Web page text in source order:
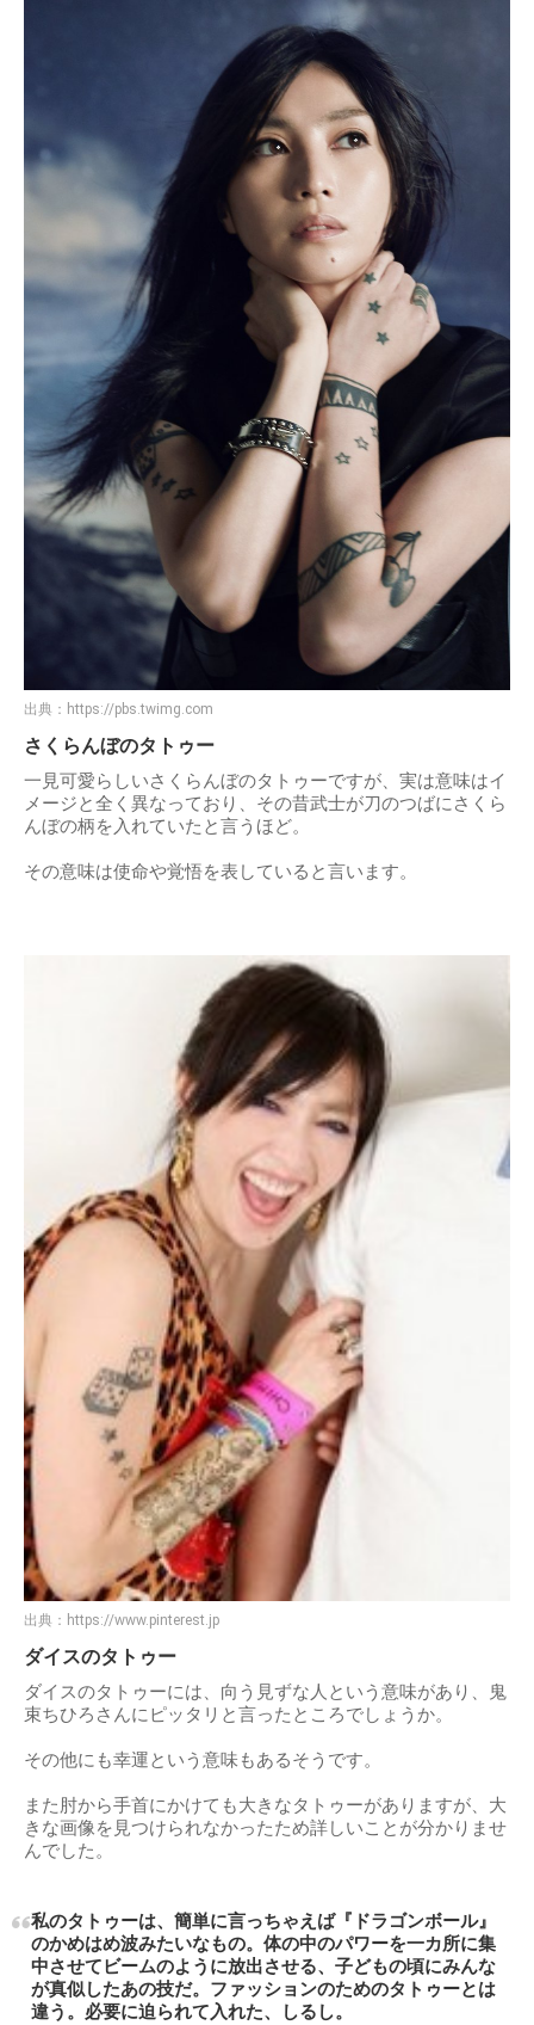
出典： https://pbs.twimg.com
さくらんぼのタトゥー
一見可愛らしいさくらんぼのタトゥーですが、実は意味はイ
メージと全く異なっており、その昔武士が刀のつばにさくら
んぼの柄を入れていたと言うほど。
その意味は使命や覚悟を表していると言います。
出典： https://www.pinterest.jp
ダイスのタトゥー
ダイスのタトゥーには、向う見ずな人という意味があり、鬼
束ちひろさんにピッタリと言ったところでしょうか。
その他にも幸運という意味もあるそうです。
また肘から手首にかけても大きなタトゥーがありますが、大
きな画像を見つけられなかったため詳しいことが分かりませ
んでした。
私のタトゥーは、簡単に言っちゃえば『ドラゴンボール』
のかめはめ波みたいなもの。体の中のパワーを一カ所に集
中させてビームのように放出させる、子どもの頃にみんな
が真似したあの技だ。ファッションのためのタトゥーとは
違う。必要に迫られて入れた、しるし。